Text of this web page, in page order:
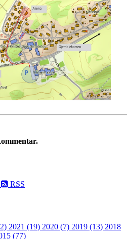
RSS
2021 (19) 2020 (7) 2019 (13) 2018
(77)